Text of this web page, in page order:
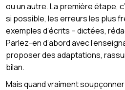
ou un autre. La première étape,
si possible, les erreurs les plus
exemples d’écrits – dictées,
Parlez-en d’abord avec
proposer des adaptations,
bilan.
Mais quand vraiment